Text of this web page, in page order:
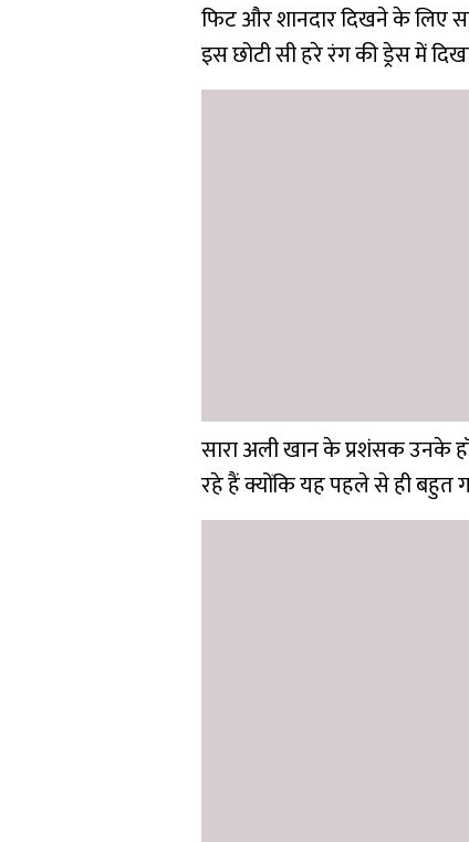
फिट और शानदार दिखने के लिए
इस छोटी सी हरे रंग की ड्रेस में
सारा अली खान के प्रशंसक उनके
रहे हैं क्योंकि यह पहले से ही बहुत